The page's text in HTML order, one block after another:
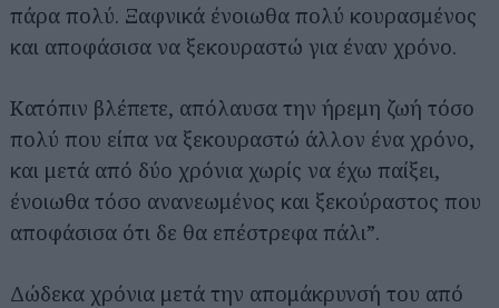
πάρα πολύ. Ξαφνικά ένοιωθα πολύ κουρασμένος
και αποφάσισα να ξεκουραστώ για έναν χρόνο.
Κατόπιν βλέπετε, απόλαυσα την ήρεμη ζωή τόσο
πολύ που είπα να ξεκουραστώ άλλον ένα χρόνο,
και μετά από δύο χρόνια χωρίς να έχω παίξει,
ένοιωθα τόσο ανανεωμένος και ξεκούραστος που
αποφάσισα ότι δε θα επέστρεφα πάλι”.
Δώδεκα χρόνια μετά την απομάκρυνσή του από